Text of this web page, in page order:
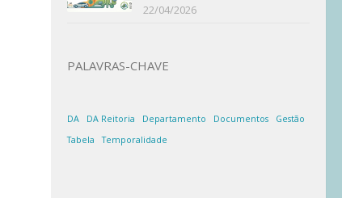
22/04/2026
PALAVRAS-CHAVE
DA DA Reitoria Departamento Documentos
Gestão
Tabela
Temporalidade